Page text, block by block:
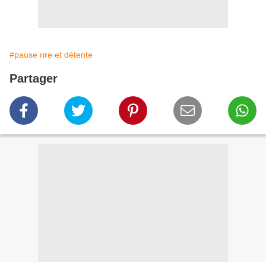
#pause rire et détente
Partager